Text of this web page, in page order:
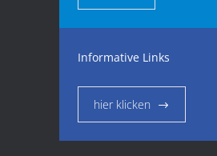
Informative Links
hier klicken